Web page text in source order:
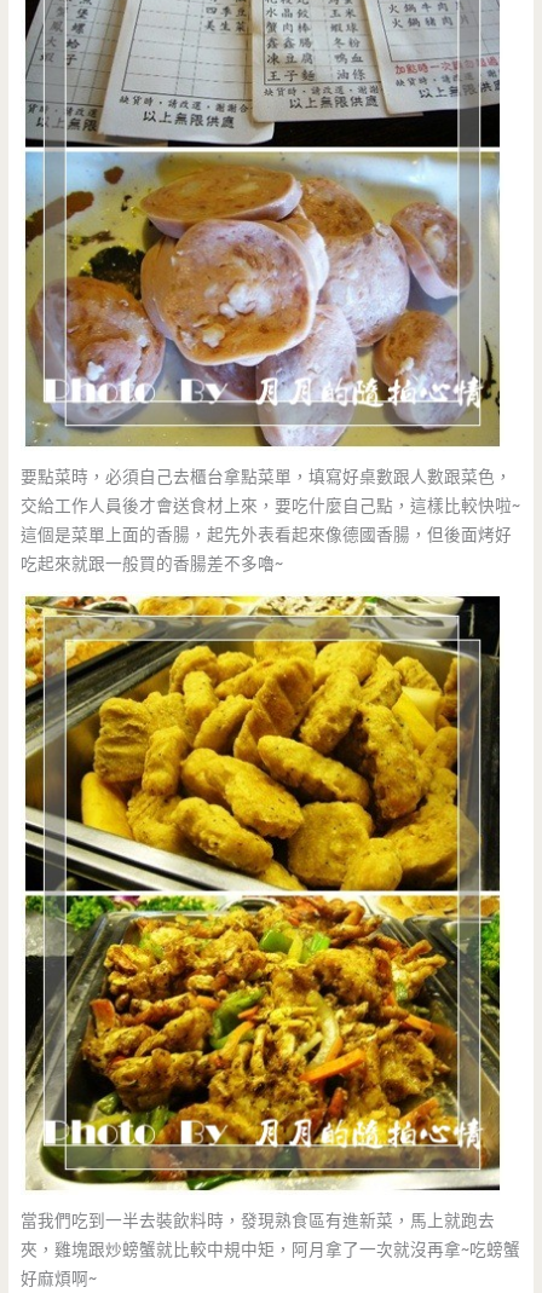
要點菜時，必須自己去櫃台拿點菜單，填寫好桌數跟人數跟菜色，
交給工作人員後才會送食材上來，要吃什麼自己點，這樣比較快啦~
這個是菜單上面的香腸，起先外表看起來像德國香腸，但後面烤好
吃起來就跟一般買的香腸差不多嚕~
當我們吃到一半去裝飲料時，發現熟食區有進新菜，馬上就跑去
夾，雞塊跟炒螃蟹就比較中規中矩，阿月拿了一次就沒再拿~吃螃蟹
好麻煩啊~